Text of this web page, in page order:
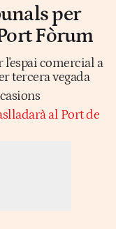
per
Fòrum
comercial a
tercera vegada
al Port de